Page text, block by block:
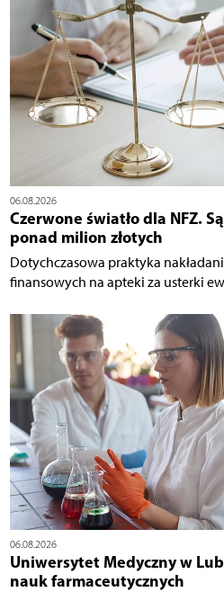
06.08.2026
Czerwone światło dla NFZ.
ponad milion złotych
Dotychczasowa praktyka
finansowych na apteki za usterki
06.08.2026
Uniwersytet Medyczny w
nauk farmaceutycznych